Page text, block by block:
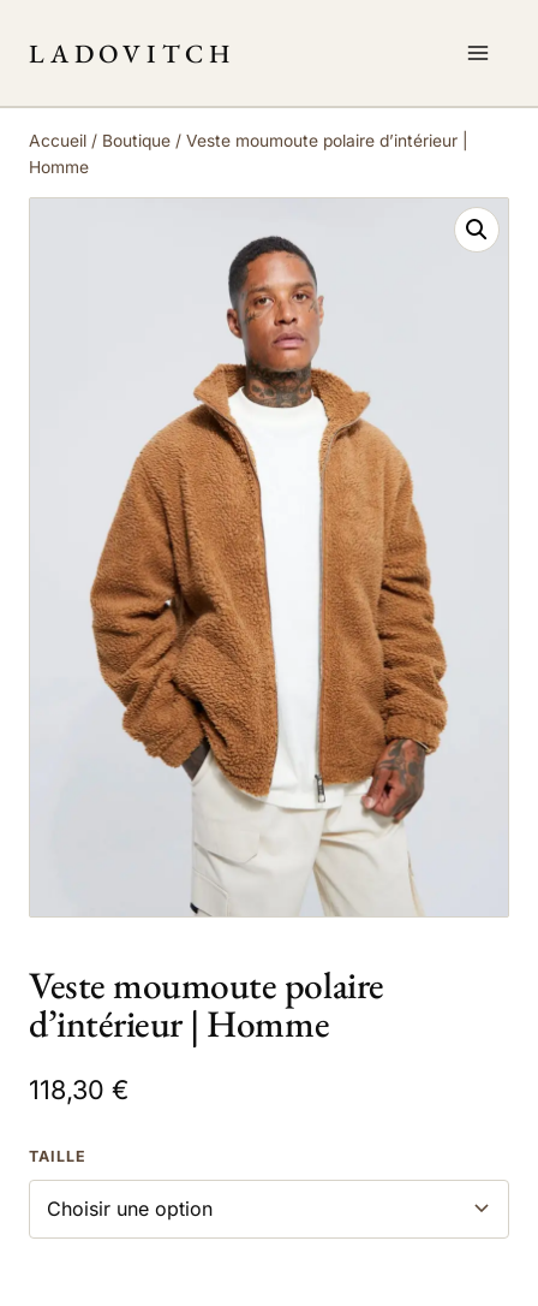
LADOVITCH
Accueil / Boutique / Veste moumoute polaire d’intérieur |
Homme
Veste moumoute polaire
d’intérieur | Homme
118,30 €
TAILLE